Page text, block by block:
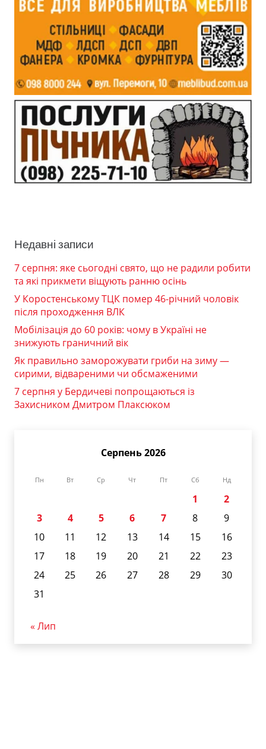
Недавні записи
7 серпня: яке сьогодні свято, що не радили робити
та які прикмети віщують ранню осінь
У Коростенському ТЦК помер 46-річний чоловік
після проходження ВЛК
Мобілізація до 60 років: чому в Україні не
знижують граничний вік
Як правильно заморожувати гриби на зиму —
сирими, відвареними чи обсмаженими
7 серпня у Бердичеві попрощаються із
Захисником Дмитром Плаксюком
Серпень 2026
Пн Вт Ср Чт Пт Сб Нд
1
2
3
4 5 6 7 8
9
10
11 12 13 14 15
16
17
18 19 20 21 22
23
24
25 26 27 28 29
30
31
« Лип